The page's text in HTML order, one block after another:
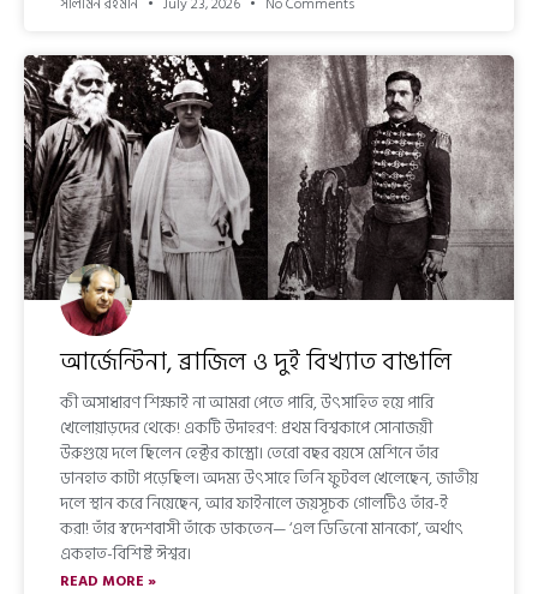
আর্জেন্টিনা, ব্রাজিল ও দুই বিখ্যাত বাঙালি
কী অসাধারণ শিক্ষাই না আমরা পেতে পারি, উৎসাহিত হয়ে পারি
খেলোয়াড়দের থেকে! একটি উদাহরণ: প্রথম বিশ্বকাপে সোনাজয়ী
উরুগুয়ে দলে ছিলেন হেক্টর কাস্ত্রো। তেরো বছর বয়সে মেশিনে তাঁর
ডানহাত কাটা পড়েছিল। অদম্য উৎসাহে তিনি ফুটবল খেলেছেন, জাতীয়
দলে স্থান করে নিয়েছেন, আর ফাইনালে জয়সূচক গোলটিও তাঁর-ই
করা! তাঁর স্বদেশবাসী তাঁকে ডাকতেন— ‘এল ডিভিনো মানকো’, অর্থাৎ
একহাত-বিশিষ্ট ঈশ্বর।
READ MORE »